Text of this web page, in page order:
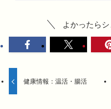
よかったらシ
健康情報：温活・腸活